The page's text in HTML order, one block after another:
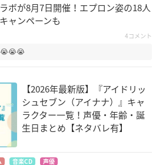
ボが8月7日開催！エプロン姿の18人
ャンペーンも
4コメント
😭😭😭
【2026年最新版】『アイドリッ
シュセブン（アイナナ）』キャ
ラクター一覧！声優・年齢・誕
生日まとめ【ネタバレ有】
音楽CD 声優